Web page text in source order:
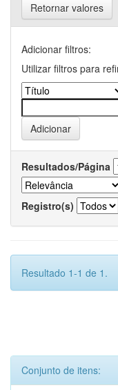
Retornar valores
Adicionar filtros:
Utilizar filtros para
Resultados/Página
Registro(s)
Resultado 1-1 de 1.
Conjunto de itens: